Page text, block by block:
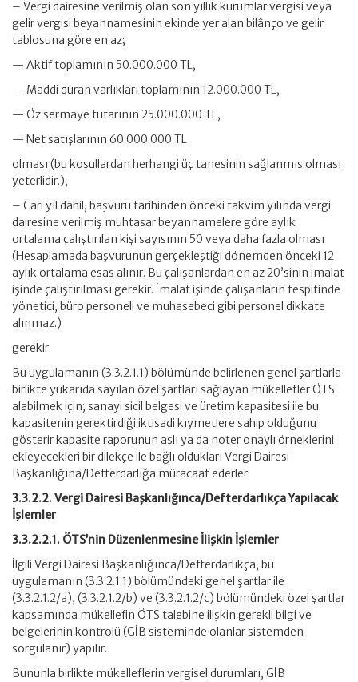
– Vergi dairesine verilmiş olan son yıllık kurumlar vergisi veya
gelir vergisi beyannamesinin ekinde yer alan bilânço ve gelir
tablosuna göre en az;
— Aktif toplamının 50.000.000 TL,
— Maddi duran varlıkları toplamının 12.000.000 TL,
— Öz sermaye tutarının 25.000.000 TL,
— Net satışlarının 60.000.000 TL
olması (bu koşullardan herhangi üç tanesinin sağlanmış olması
yeterlidir.),
– Cari yıl dahil, başvuru tarihinden önceki takvim yılında vergi
dairesine verilmiş muhtasar beyannamelere göre aylık
ortalama çalıştırılan kişi sayısının 50 veya daha fazla olması
(Hesaplamada başvurunun gerçekleştiği dönemden önceki 12
aylık ortalama esas alınır. Bu çalışanlardan en az 20’sinin imalat
işinde çalıştırılması gerekir. İmalat işinde çalışanların tespitinde
yönetici, büro personeli ve muhasebeci gibi personel dikkate
alınmaz.)
gerekir.
Bu uygulamanın (3.3.2.1.1) bölümünde belirlenen genel şartlarla
birlikte yukarıda sayılan özel şartları sağlayan mükellefler ÖTS
alabilmek için; sanayi sicil belgesi ve üretim kapasitesi ile bu
kapasitenin gerektirdiği iktisadi kıymetlere sahip olduğunu
gösterir kapasite raporunun aslı ya da noter onaylı örneklerini
ekleyecekleri bir dilekçe ile bağlı oldukları Vergi Dairesi
Başkanlığına/Defterdarlığa müracaat ederler.
3.3.2.2. Vergi Dairesi Başkanlığınca/Defterdarlıkça Yapılacak
İşlemler
3.3.2.2.1. ÖTS’nin Düzenlenmesine İlişkin İşlemler
İlgili Vergi Dairesi Başkanlığınca/Defterdarlıkça, bu
uygulamanın (3.3.2.1.1) bölümündeki genel şartlar ile
(3.3.2.1.2/a), (3.3.2.1.2/b) ve (3.3.2.1.2/c) bölümündeki özel şartlar
kapsamında mükellefin ÖTS talebine ilişkin gerekli bilgi ve
belgelerinin kontrolü (GİB sisteminde olanlar sistemden
sorgulanır) yapılır.
Bununla birlikte mükelleflerin vergisel durumları, GİB